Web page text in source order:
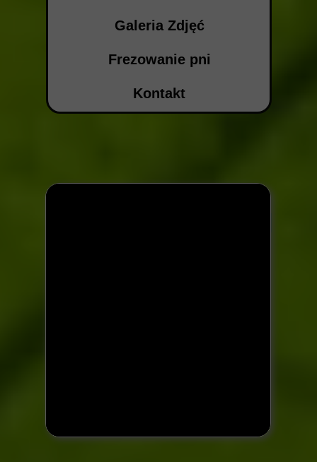
Galeria Zdjęć
Frezowanie pni
Kontakt